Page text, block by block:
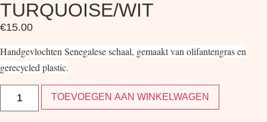
TURQUOISE/WIT
€15.00
Handgevlochten Senegalese schaal, gemaakt van olifantengras en
gerecycled plastic.
TOEVOEGEN AAN WINKELWAGEN